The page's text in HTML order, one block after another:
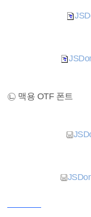
㉡ 맥용 OTF 폰트